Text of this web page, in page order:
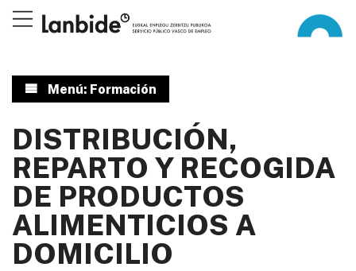
Menú: Formación
DISTRIBUCIÓN,
REPARTO Y RECOGIDA
DE PRODUCTOS
ALIMENTICIOS A
DOMICILIO